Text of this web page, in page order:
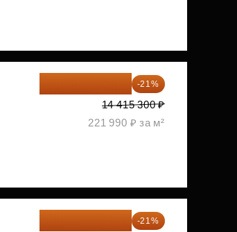
-21%
14 415 300 ₽
221 990 ₽ за м²
-21%